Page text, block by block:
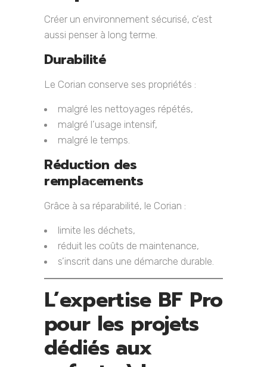
Créer un environnement sécurisé, c’est
aussi penser à long terme.
Durabilité
Le Corian conserve ses propriétés :
malgré les nettoyages répétés,
malgré l’usage intensif,
malgré le temps.
Réduction des
remplacements
Grâce à sa réparabilité, le Corian :
limite les déchets,
réduit les coûts de maintenance,
s’inscrit dans une démarche durable.
L’expertise BF Pro
pour les projets
dédiés aux